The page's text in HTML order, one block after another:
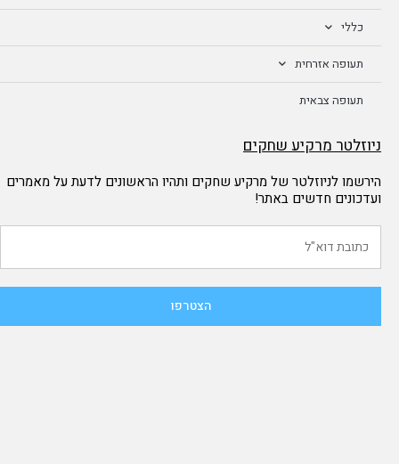
כללי
תעופה אזרחית
תעופה צבאית
ניוזלטר מרקיע שחקים
הירשמו לניוזלטר של מרקיע שחקים ותהיו הראשונים לדעת על מאמרים
ועדכונים חדשים באתר!